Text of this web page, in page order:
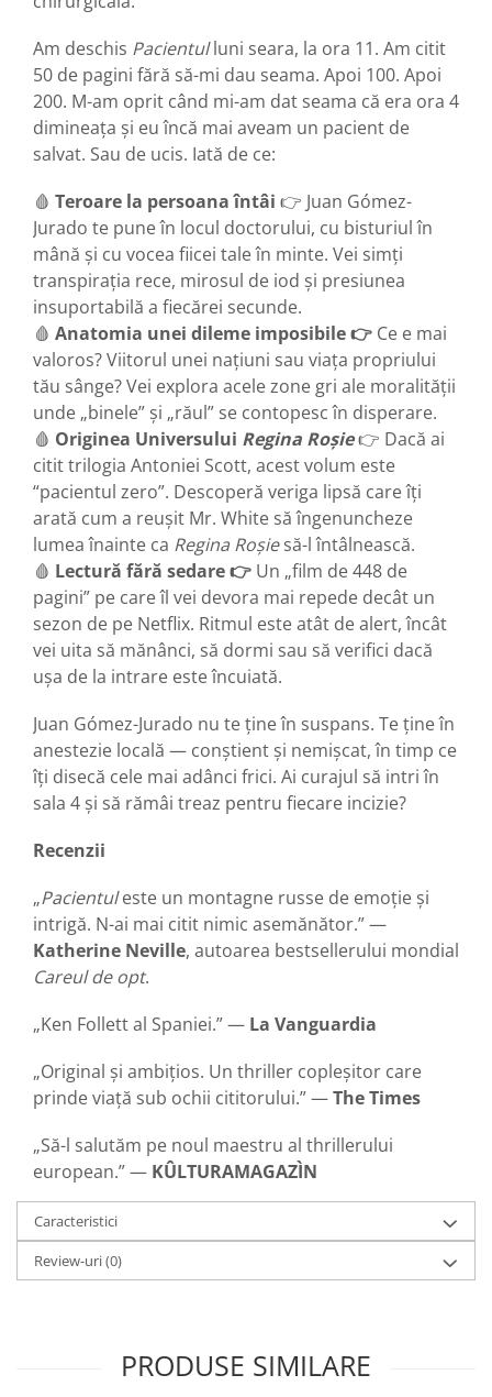
Am deschis Pacientulluni seara, la ora 11. Am citit
50 de pagini fără să-mi dau seama. Apoi 100. Apoi
200. M-am oprit când mi-am dat seama că era ora 4
dimineața și eu încă mai aveam un pacient de
salvat. Sau de ucis. Iată de ce:
🩸 Teroare la persoana întâi 👉 Juan Gómez-
Jurado te pune în locul doctorului, cu bisturiul în
mână și cu vocea fiicei tale în minte. Vei simți
transpirația rece, mirosul de iod și presiunea
insuportabilă a fiecărei secunde.
🩸 Anatomia unei dileme imposibile 👉 Ce e mai
valoros? Viitorul unei națiuni sau viața propriului
tău sânge? Vei explora acele zone gri ale moralității
unde „binele” și „răul” se contopesc în disperare.
🩸 Originea Universului Regina Roșie👉 Dacă ai
citit trilogia Antoniei Scott, acest volum este
“pacientul zero”. Descoperă veriga lipsă care îți
arată cum a reușit Mr. White să îngenuncheze
lumea înainte ca Regina Roșiesă-l întâlnească.
🩸 Lectură fără sedare 👉 Un „film de 448 de
pagini” pe care îl vei devora mai repede decât un
sezon de pe Netflix. Ritmul este atât de alert, încât
vei uita să mănânci, să dormi sau să verifici dacă
ușa de la intrare este încuiată.
Juan Gómez-Jurado nu te ține în suspans. Te ține în
anestezie locală — conștient și nemișcat, în timp ce
îți disecă cele mai adânci frici. Ai curajul să intri în
sala 4 și să rămâi treaz pentru fiecare incizie?
Recenzii
„Pacientuleste un montagne russe de emoție și
intrigă. N-ai mai citit nimic asemănător.” —
Katherine Neville, autoarea bestsellerului mondial
Careul de opt.
„Ken Follett al Spaniei.” — La Vanguardia
„Original și ambițios. Un thriller copleșitor care
prinde viață sub ochii cititorului.” —The Times
„Să-l salutăm pe noul maestru al thrillerului
european.” — KÛLTURAMAGAZÌN
Caracteristici
Review-uri(0)
PRODUSE SIMILARE